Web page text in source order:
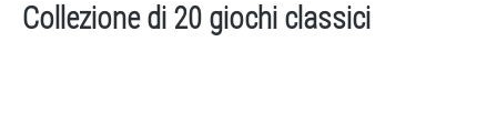
Collezione di 20 giochi classici